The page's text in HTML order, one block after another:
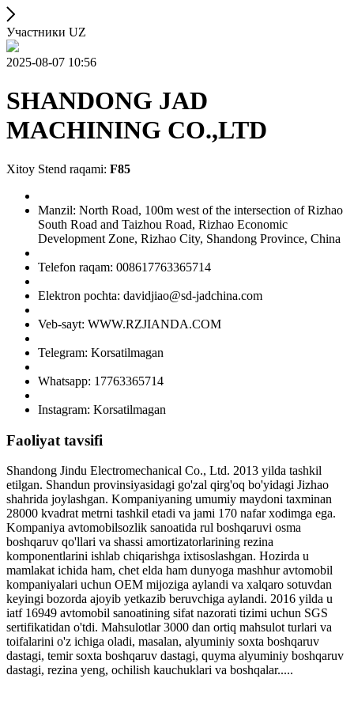
Участники UZ
2025-08-07 10:56
SHANDONG JAD
MACHINING CO.,LTD
Xitoy Stend raqami: F85
Manzil: North Road, 100m west of the intersection of Rizhao
South Road and Taizhou Road, Rizhao Economic
Development Zone, Rizhao City, Shandong Province, China
Telefon raqam: 008617763365714
Elektron pochta: davidjiao@sd-jadchina.com
Veb-sayt: WWW.RZJIANDA.COM
Telegram: Korsatilmagan
Whatsapp: 17763365714
Instagram: Korsatilmagan
Faoliyat tavsifi
Shandong Jindu Electromechanical Co., Ltd. 2013 yilda tashkil
etilgan. Shandun provinsiyasidagi go'zal qirg'oq bo'yidagi Jizhao
shahrida joylashgan. Kompaniyaning umumiy maydoni taxminan
28000 kvadrat metrni tashkil etadi va jami 170 nafar xodimga ega.
Kompaniya avtomobilsozlik sanoatida rul boshqaruvi osma
boshqaruv qo'llari va shassi amortizatorlarining rezina
komponentlarini ishlab chiqarishga ixtisoslashgan. Hozirda u
mamlakat ichida ham, chet elda ham dunyoga mashhur avtomobil
kompaniyalari uchun OEM mijoziga aylandi va xalqaro sotuvdan
keyingi bozorda ajoyib yetkazib beruvchiga aylandi. 2016 yilda u
iatf 16949 avtomobil sanoatining sifat nazorati tizimi uchun SGS
sertifikatidan o'tdi. Mahsulotlar 3000 dan ortiq mahsulot turlari va
toifalarini o'z ichiga oladi, masalan, alyuminiy soxta boshqaruv
dastagi, temir soxta boshqaruv dastagi, quyma alyuminiy boshqaruv
dastagi, rezina yeng, ochilish kauchuklari va boshqalar.....